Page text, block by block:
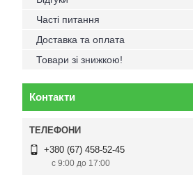
Часті питання
Доставка та оплата
Товари зі знижкою!
Контакти
+380 (67) 458-52-45
с 9:00 до 17:00